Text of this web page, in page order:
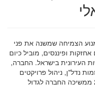
על מנוע הצמיחה שמשנה את פני
ופיננסים, מוביל כיום
העירונית בישראל. החברה,
נדל"ן, ניהול פרויקטים
מגורים ומימון עסקאות מורכבות. ב-2026 ממשיכה החברה לגדול